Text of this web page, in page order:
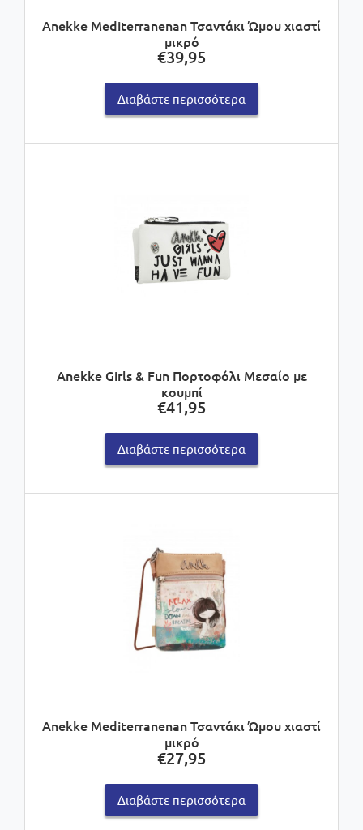
Anekke Mediterranenan Τσαντάκι Ώμου χιαστί
μικρό
€39,95
Διαβάστε περισσότερα
Anekke Girls & Fun Πορτοφόλι Μεσαίο με
κουμπί
€41,95
Διαβάστε περισσότερα
Anekke Mediterranenan Τσαντάκι Ώμου χιαστί
μικρό
€27,95
Διαβάστε περισσότερα